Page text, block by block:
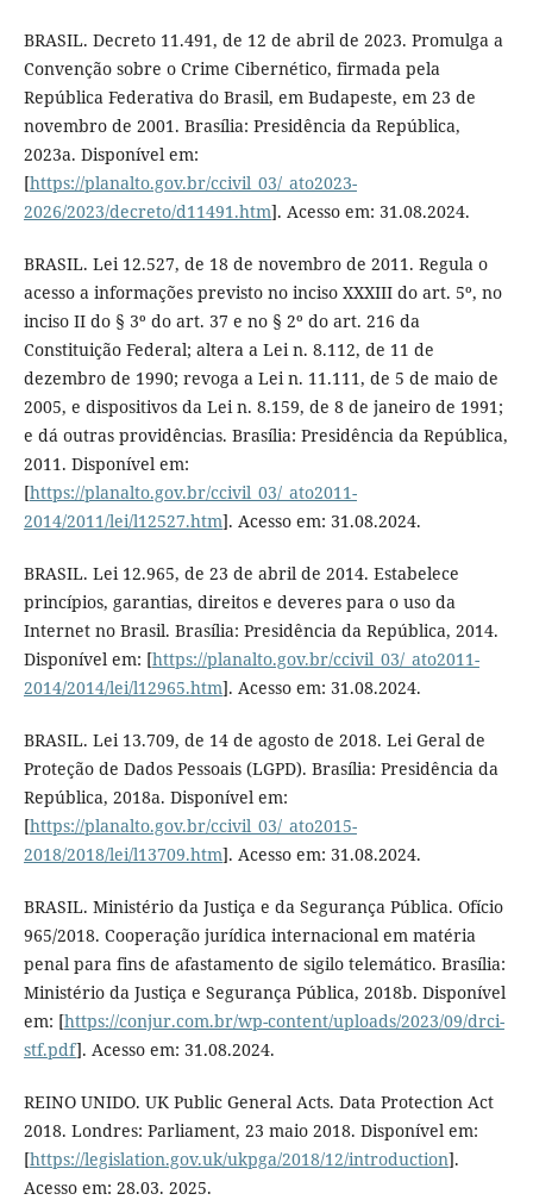
BRASIL. Decreto 11.491, de 12 de abril de 2023. Promulga a
Convenção sobre o Crime Cibernético, firmada pela
República Federativa do Brasil, em Budapeste, em 23 de
novembro de 2001. Brasília: Presidência da República,
2023a. Disponível em:
[https://planalto.gov.br/ccivil_03/_ato2023-
2026/2023/decreto/d11491.htm]. Acesso em: 31.08.2024.
BRASIL. Lei 12.527, de 18 de novembro de 2011. Regula o
acesso a informações previsto no inciso XXXIII do art. 5º, no
inciso II do § 3º do art. 37 e no § 2º do art. 216 da
Constituição Federal; altera a Lei n. 8.112, de 11 de
dezembro de 1990; revoga a Lei n. 11.111, de 5 de maio de
2005, e dispositivos da Lei n. 8.159, de 8 de janeiro de 1991;
e dá outras providências. Brasília: Presidência da República,
2011. Disponível em:
[https://planalto.gov.br/ccivil_03/_ato2011-
2014/2011/lei/l12527.htm]. Acesso em: 31.08.2024.
BRASIL. Lei 12.965, de 23 de abril de 2014. Estabelece
princípios, garantias, direitos e deveres para o uso da
Internet no Brasil. Brasília: Presidência da República, 2014.
Disponível em: [https://planalto.gov.br/ccivil_03/_ato2011-
2014/2014/lei/l12965.htm]. Acesso em: 31.08.2024.
BRASIL. Lei 13.709, de 14 de agosto de 2018. Lei Geral de
Proteção de Dados Pessoais (LGPD). Brasília: Presidência da
República, 2018a. Disponível em:
[https://planalto.gov.br/ccivil_03/_ato2015-
2018/2018/lei/l13709.htm]. Acesso em: 31.08.2024.
BRASIL. Ministério da Justiça e da Segurança Pública. Ofício
965/2018. Cooperação jurídica internacional em matéria
penal para fins de afastamento de sigilo telemático. Brasília:
Ministério da Justiça e Segurança Pública, 2018b. Disponível
em: [https://conjur.com.br/wp-content/uploads/2023/09/drci-
stf.pdf]. Acesso em: 31.08.2024.
REINO UNIDO. UK Public General Acts. Data Protection Act
2018. Londres: Parliament, 23 maio 2018. Disponível em:
[https://legislation.gov.uk/ukpga/2018/12/introduction].
Acesso em: 28.03. 2025.